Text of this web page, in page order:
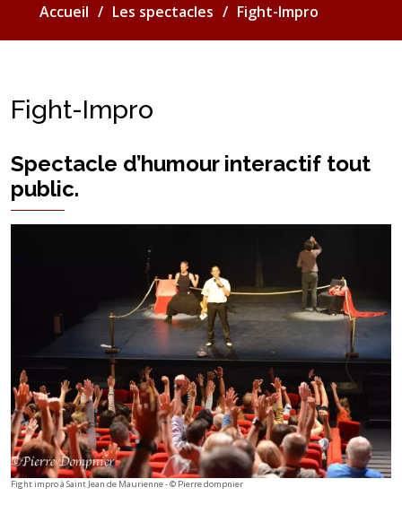
Accueil Les spectacles Fight-Impro
Fight-Impro
Spectacle d’humour interactif tout
public.
Fight impro à Saint Jean de Maurienne - © Pierre dompnier